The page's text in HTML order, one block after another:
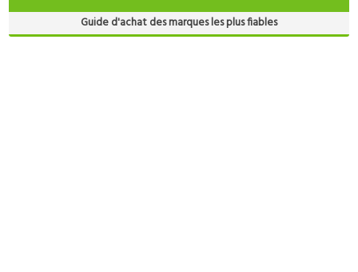
Guide d'achat des marques les plus fiables